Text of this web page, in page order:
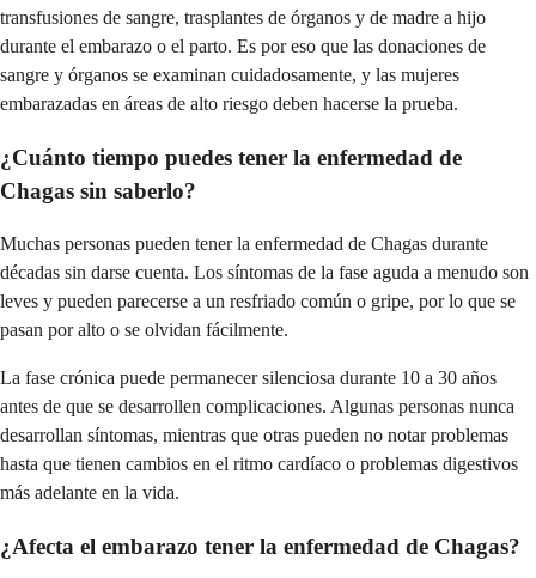
transfusiones de sangre, trasplantes de órganos y de madre a hijo
durante el embarazo o el parto. Es por eso que las donaciones de
sangre y órganos se examinan cuidadosamente, y las mujeres
embarazadas en áreas de alto riesgo deben hacerse la prueba.
¿Cuánto tiempo puedes tener la enfermedad de
Chagas sin saberlo?
Muchas personas pueden tener la enfermedad de Chagas durante
décadas sin darse cuenta. Los síntomas de la fase aguda a menudo son
leves y pueden parecerse a un resfriado común o gripe, por lo que se
pasan por alto o se olvidan fácilmente.
La fase crónica puede permanecer silenciosa durante 10 a 30 años
antes de que se desarrollen complicaciones. Algunas personas nunca
desarrollan síntomas, mientras que otras pueden no notar problemas
hasta que tienen cambios en el ritmo cardíaco o problemas digestivos
más adelante en la vida.
¿Afecta el embarazo tener la enfermedad de Chagas?